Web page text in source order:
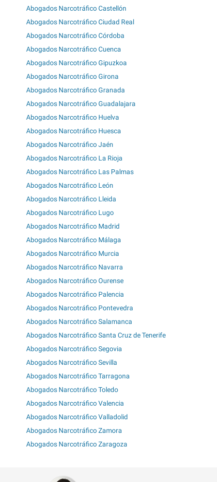
Abogados Narcotráfico Castellón
Abogados Narcotráfico Ciudad Real
Abogados Narcotráfico Córdoba
Abogados Narcotráfico Cuenca
Abogados Narcotráfico Gipuzkoa
Abogados Narcotráfico Girona
Abogados Narcotráfico Granada
Abogados Narcotráfico Guadalajara
Abogados Narcotráfico Huelva
Abogados Narcotráfico Huesca
Abogados Narcotráfico Jaén
Abogados Narcotráfico La Rioja
Abogados Narcotráfico Las Palmas
Abogados Narcotráfico León
Abogados Narcotráfico Lleida
Abogados Narcotráfico Lugo
Abogados Narcotráfico Madrid
Abogados Narcotráfico Málaga
Abogados Narcotráfico Murcia
Abogados Narcotráfico Navarra
Abogados Narcotráfico Ourense
Abogados Narcotráfico Palencia
Abogados Narcotráfico Pontevedra
Abogados Narcotráfico Salamanca
Abogados Narcotráfico Santa Cruz de Tenerife
Abogados Narcotráfico Segovia
Abogados Narcotráfico Sevilla
Abogados Narcotráfico Tarragona
Abogados Narcotráfico Toledo
Abogados Narcotráfico Valencia
Abogados Narcotráfico Valladolid
Abogados Narcotráfico Zamora
Abogados Narcotráfico Zaragoza